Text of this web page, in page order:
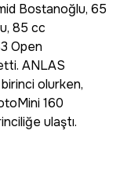
Bostanoğlu, 65
85 cc
Open
ANLAS
olurken,
160
ulaştı.